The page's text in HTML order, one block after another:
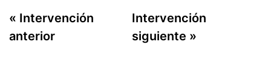
« Intervención
anterior
Intervención
siguiente »